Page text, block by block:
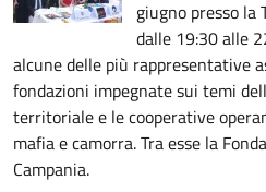
giugno presso la
dalle 19:30 alle
alcune delle più rappresentative
fondazioni impegnate sui temi
territoriale e le cooperative
mafia e camorra. Tra esse la
Campania.